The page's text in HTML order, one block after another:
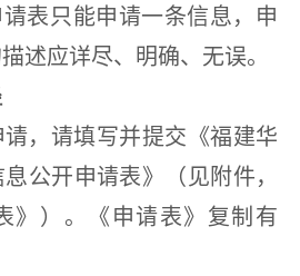
表只能申请一条信息，申
述应详尽、明确、无误。
请，请填写并提交《福建华
息公开申请表》（见附件，
》）。《申请表》复制有